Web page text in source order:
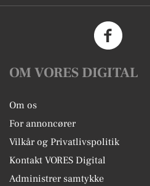
OM VORES DIGITAL
Om os
For annoncører
Vilkår og Privatlivspolitik
Kontakt VORES Digital
Administrer samtykke